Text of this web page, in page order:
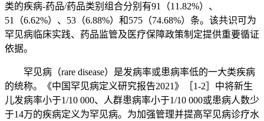
类的疾病-药品/药品类别组合分别有91（11.82%）、
51（6.62%）、53（6.88%）和575（74.68%）条。该共识可为
罕见病临床实践、药品监管及医疗保障政策制定提供重要循证
依据。
罕见病（rare disease）是发病率或患病率低的一大类疾病
的统称。《中国罕见病定义研究报告2021》［1-2］中将新生
儿发病率小于1/10 000、人群患病率小于1/10 000或患病人数少
于14万的疾病定义为罕见病。为加强管理并提高罕见病诊疗水